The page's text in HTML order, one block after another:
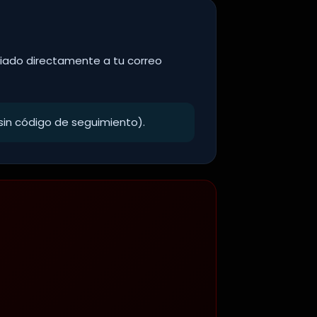
directamente a tu correo
código de seguimiento).